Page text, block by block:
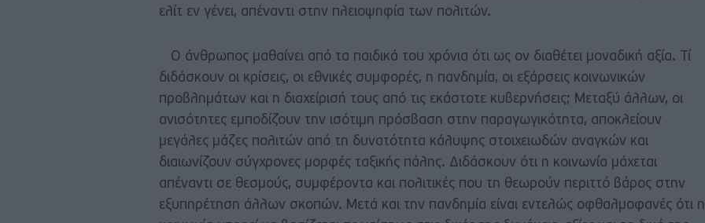
ελίτ εν γένει, απέναντι στην πλειοψηφία των πολιτών.
Ο άνθρωπος μαθαίνει από τα παιδικά του χρόνια ότι ως ον διαθέτει μοναδική αξία. Τί
διδάσκουν οι κρίσεις, οι εθνικές συμφορές, η πανδημία, οι εξάρσεις κοινωνικών
προβλημάτων και η διαχείρισή τους από τις εκάστοτε κυβερνήσεις; Μεταξύ άλλων, οι
ανισότητες εμποδίζουν την ισότιμη πρόσβαση στην παραγωγικότητα, αποκλείουν
μεγάλες μάζες πολιτών από τη δυνατότητα κάλυψης στοιχειωδών αναγκών και
διαιωνίζουν σύγχρονες μορφές ταξικής πάλης. Διδάσκουν ότι η κοινωνία μάχεται
απέναντι σε θεσμούς, συμφέροντα και πολιτικές που τη θεωρούν περιττό βάρος στην
εξυπηρέτηση άλλων σκοπών. Μετά και την πανδημία είναι εντελώς οφθαλμοφανές ότι η